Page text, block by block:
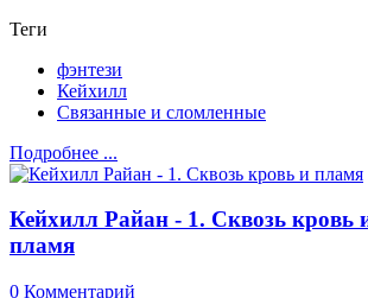
Теги
фэнтези
Кейхилл
Связанные и сломленные
Подробнее ...
Кейхилл Райан - 1. Сквозь кровь
пламя
0 Комментарий